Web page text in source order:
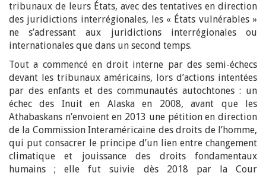
tribunaux de leurs États, avec des tentatives en direction
des juridictions interrégionales, les « États vulnérables »
ne s’adressant aux juridictions interrégionales ou
internationales que dans un second temps.
Tout a commencé en droit interne par des semi-échecs
devant les tribunaux américains, lors d’actions intentées
par des enfants et des communautés autochtones : un
échec des Inuit en Alaska en 2008, avant que les
Athabaskans n’envoient en 2013 une pétition en direction
de la Commission Interaméricaine des droits de l’homme,
qui put consacrer le principe d’un lien entre changement
climatique et jouissance des droits fondamentaux
humains ; elle fut suivie dès 2018 par la Cour